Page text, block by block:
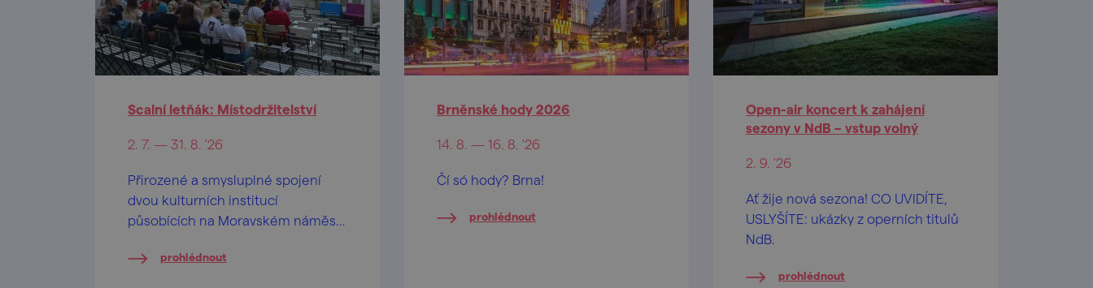
Scalní letňák: Místodržitelství
2. 7. — 31. 8. '26
Přirozené a smysluplné spojení
dvou kulturních institucí
působících na Moravském náměstí
Scalního letňáku: Místodržitelství
prohlédnout
Brněnské hody 2026
14. 8. — 16. 8. '26
Čí só hody? Brna!
prohlédnout
Open-air koncert k zahájení
sezony v NdB – vstup volný
2. 9. '26
Ať žije nová sezona! CO UVIDÍTE,
USLYŠÍTE: ukázky z operních titulů
NdB.
prohlédnout